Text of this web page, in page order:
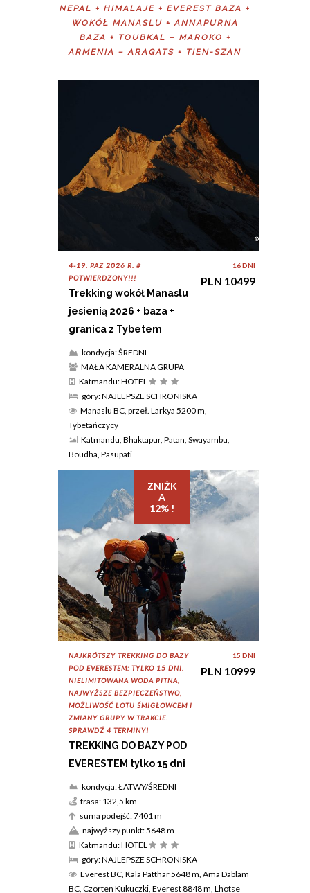
NEPAL + HIMALAJE + EVEREST BAZA +
WOKÓŁ MANASLU + ANNAPURNA
BAZA + TOUBKAL – MAROKO +
ARMENIA – ARAGATS + TIEN-SZAN
4-19. PAZ 2026 R. #
POTWIERDZONY!!!
Trekking wokół Manaslu
jesienią 2026 + baza +
granica z Tybetem
16 DNI
PLN 10499
kondycja: ŚREDNI
MAŁA KAMERALNA GRUPA
Katmandu: HOTEL
góry: NAJLEPSZE SCHRONISKA
Manaslu BC, przeł. Larkya 5200 m,
Tybetańczycy
Katmandu, Bhaktapur, Patan, Swayambu,
Boudha, Pasupati
ZNIŻK
A
12% !
NAJKRÓTSZY TREKKING DO BAZY
POD EVERESTEM: TYLKO 15 DNI.
NIELIMITOWANA WODA PITNA,
NAJWYŻSZE BEZPIECZEŃSTWO,
MOŻLIWOŚĆ LOTU ŚMIGŁOWCEM I
ZMIANY GRUPY W TRAKCIE.
SPRAWDŹ 4 TERMINY!
TREKKING DO BAZY POD
EVERESTEM tylko 15 dni
15 DNI
PLN 10999
kondycja: ŁATWY/ŚREDNI
trasa: 132,5 km
suma podejść: 7401 m
najwyższy punkt: 5648 m
Katmandu: HOTEL
góry: NAJLEPSZE SCHRONISKA
Everest BC, Kala Patthar 5648 m, Ama Dablam
BC, Czorten Kukuczki, Everest 8848 m, Lhotse